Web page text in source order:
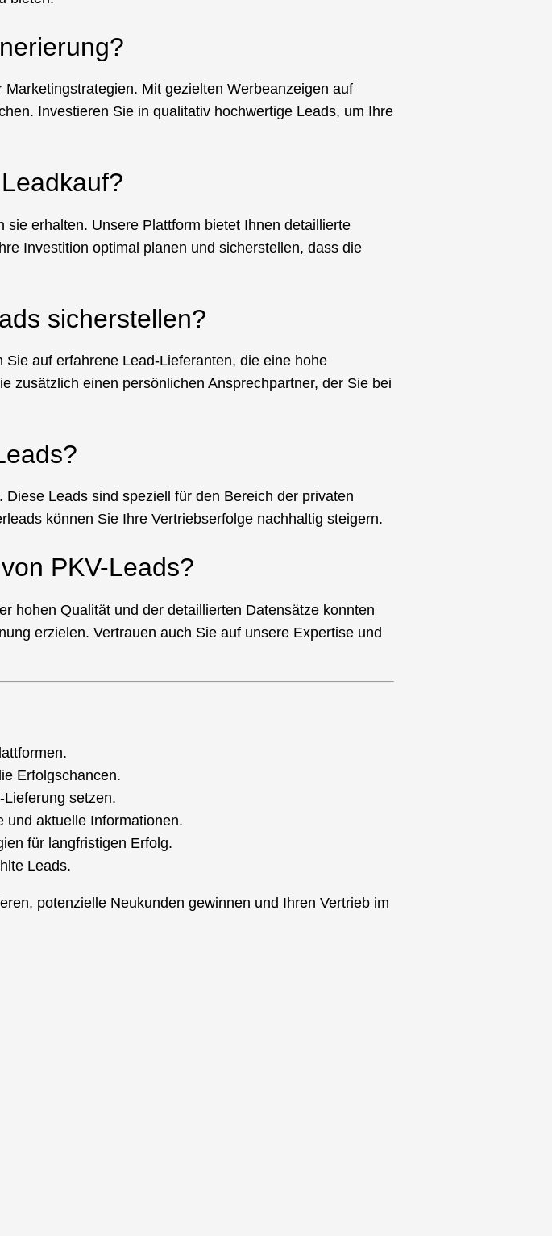
Mit gezielten Werbeanzeigen auf
Investieren Sie in qualitativ hochwertige Leads, um Ihre
erhalten. Unsere Plattform bietet Ihnen detaillierte
Investition optimal planen und sicherstellen, dass die
sicherstellen?
auf erfahrene Lead-Lieferanten, die eine hohe
zusätzlich einen persönlichen Ansprechpartner, der Sie bei
Leads sind speziell für den Bereich der privaten
können Sie Ihre Vertriebserfolge nachhaltig steigern.
PKV-Leads?
hohen Qualität und der detaillierten Datensätze konnten
erzielen. Vertrauen auch Sie auf unsere Expertise und
Erfolgschancen.
setzen.
und aktuelle Informationen.
für langfristigen Erfolg.
Leads.
potenzielle Neukunden gewinnen und Ihren Vertrieb im